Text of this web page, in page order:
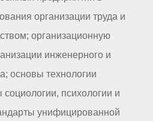
организации труда и
организационную
инженерного и
основы технологии
психологии и
унифицированной